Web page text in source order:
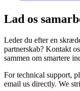
Lad os
Leder du efter en
partnerskab? Kontakt
sammen om smartere
For technical support,
email us directly. We